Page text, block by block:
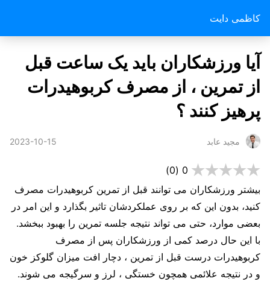
کاظمی دایت
آیا ورزشکاران باید یک ساعت قبل
از تمرین ، از مصرف کربوهیدرات
پرهیز کنند ؟
مجید عابد 2023-10-15
0
(0)
بیشتر ورزشکاران می توانند قبل از تمرین کربوهیدرات مصرف
کنید، بدون این که بر روی عملکردشان تاثیر بگذارد و این امر در
بعضی موارد، حتی می تواند نتیجه جلسه تمرین را بهبود ببخشد.
با این حال درصد کمی از ورزشکاران پس از مصرف
کربوهیدرات درست قبل از تمرین ، دچار افت میزان گلوکز خون
و در نتیجه علائمی همچون خستگی ، لرز و سرگیجه می شوند.